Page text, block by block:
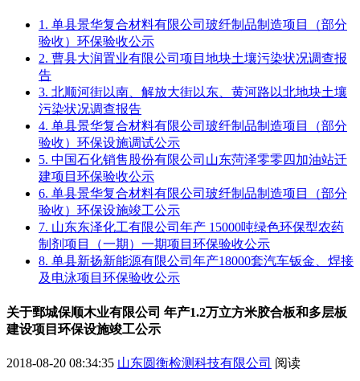
1. 单县景华复合材料有限公司玻纤制品制造项目（部分
验收）环保验收公示
2. 曹县大润置业有限公司项目地块土壤污染状况调查报
告
3. 北顺河街以南、解放大街以东、黄河路以北地块土壤
污染状况调查报告
4. 单县景华复合材料有限公司玻纤制品制造项目（部分
验收）环保设施调试公示
5. 中国石化销售股份有限公司山东菏泽零零四加油站迁
建项目环保验收公示
6. 单县景华复合材料有限公司玻纤制品制造项目（部分
验收）环保设施竣工公示
7. 山东东泽化工有限公司年产 15000吨绿色环保型农药
制剂项目（一期）一期项目环保验收公示
8. 单县新扬新能源有限公司年产18000套汽车钣金、焊接
及电泳项目环保验收公示
关于鄄城保顺木业有限公司 年产1.2万立方米胶合板和多层板
建设项目环保设施竣工公示
2018-08-20 08:34:35 山东圆衡检测科技有限公司 阅读